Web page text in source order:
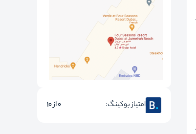
امتیاز بوکینگ: 0 از 10